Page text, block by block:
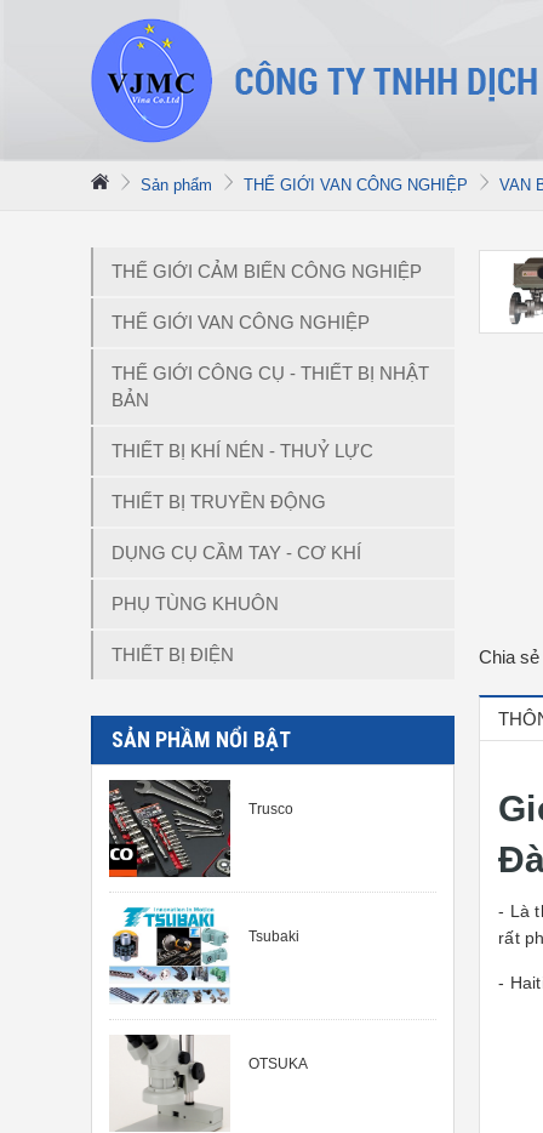
Sản phẩm THẾ GIỚI VAN CÔNG NGHIỆP VAN
THẾ GIỚI CẢM BIẾN CÔNG NGHIỆP
THẾ GIỚI VAN CÔNG NGHIỆP
THẾ GIỚI CÔNG CỤ - THIẾT BỊ NHẬT
BẢN
THIẾT BỊ KHÍ NÉN - THUỶ LỰC
THIẾT BỊ TRUYỀN ĐỘNG
DỤNG CỤ CẦM TAY - CƠ KHÍ
PHỤ TÙNG KHUÔN
THIẾT BỊ ĐIỆN
SẢN PHẦM NỔI BẬT
Trusco
Tsubaki
OTSUKA
Chia
- Là
rất
-